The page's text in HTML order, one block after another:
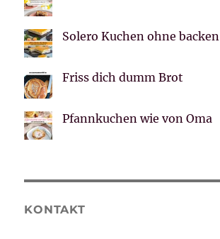
Solero Kuchen ohne backen
Friss dich dumm Brot
Pfannkuchen wie von Oma
KONTAKT